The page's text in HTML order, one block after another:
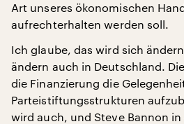
Art unseres ökonomischen
aufrechterhalten werden soll.
Ich glaube, das wird sich
ändern auch in Deutschland.
die Finanzierung die
Parteistiftungsstrukturen
wird auch, und Steve Bannon